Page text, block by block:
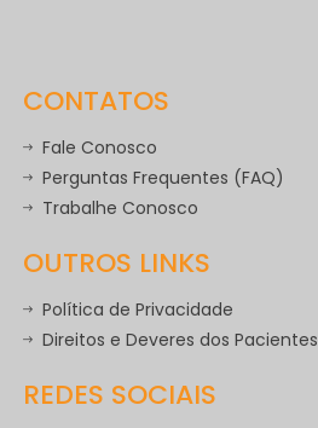
CONTATOS
Fale Conosco
Perguntas Frequentes (FAQ)
Trabalhe Conosco
OUTROS LINKS
Política de Privacidade
Direitos e Deveres dos Pacientes
REDES SOCIAIS